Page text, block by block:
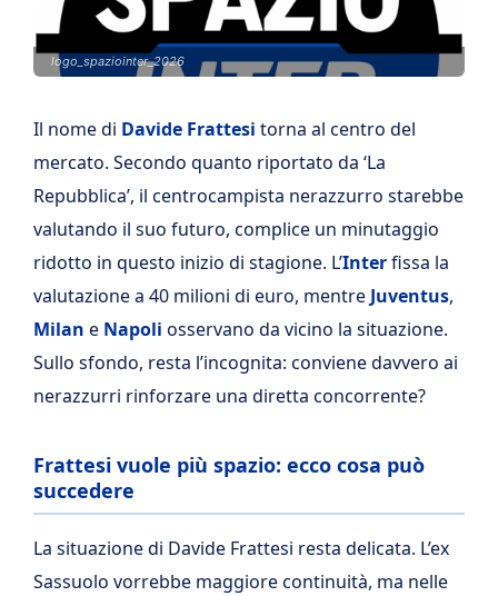
logo_spaziointer_2026
Il nome di Davide Frattesi torna al centro del
mercato. Secondo quanto riportato da ‘La
Repubblica’, il centrocampista nerazzurro starebbe
valutando il suo futuro, complice un minutaggio
ridotto in questo inizio di stagione. L’Interfissa la
valutazione a 40 milioni di euro, mentre Juventus,
Milan e Napoli osservano da vicino la situazione.
Sullo sfondo, resta l’incognita: conviene davvero ai
nerazzurri rinforzare una diretta concorrente?
Frattesi vuole più spazio: ecco cosa può
succedere
La situazione di Davide Frattesi resta delicata. L’ex
Sassuolo vorrebbe maggiore continuità, ma nelle